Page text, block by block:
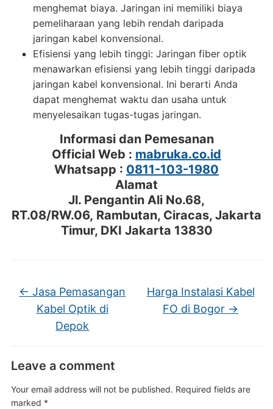
menghemat biaya. Jaringan ini memiliki biaya
pemeliharaan yang lebih rendah daripada
jaringan kabel konvensional.
Efisiensi yang lebih tinggi: Jaringan fiber optik
menawarkan efisiensi yang lebih tinggi daripada
jaringan kabel konvensional. Ini berarti Anda
dapat menghemat waktu dan usaha untuk
menyelesaikan tugas-tugas jaringan.
Informasi dan Pemesanan
Official Web : mabruka.co.id
Whatsapp : 0811-103-1980
Alamat
Jl. Pengantin Ali No.68,
RT.08/RW.06, Rambutan, Ciracas, Jakarta
Timur, DKI Jakarta 13830
← Jasa Pemasangan
Kabel Optik di
Depok
Harga Instalasi Kabel
FO di Bogor →
Leave a comment
Your email address will not be published. Required fields are
marked *